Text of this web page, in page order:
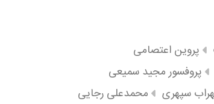
پروین اعتصامی
پروفسور مجید سمیعی
سپهری
محمدعلی رجایی